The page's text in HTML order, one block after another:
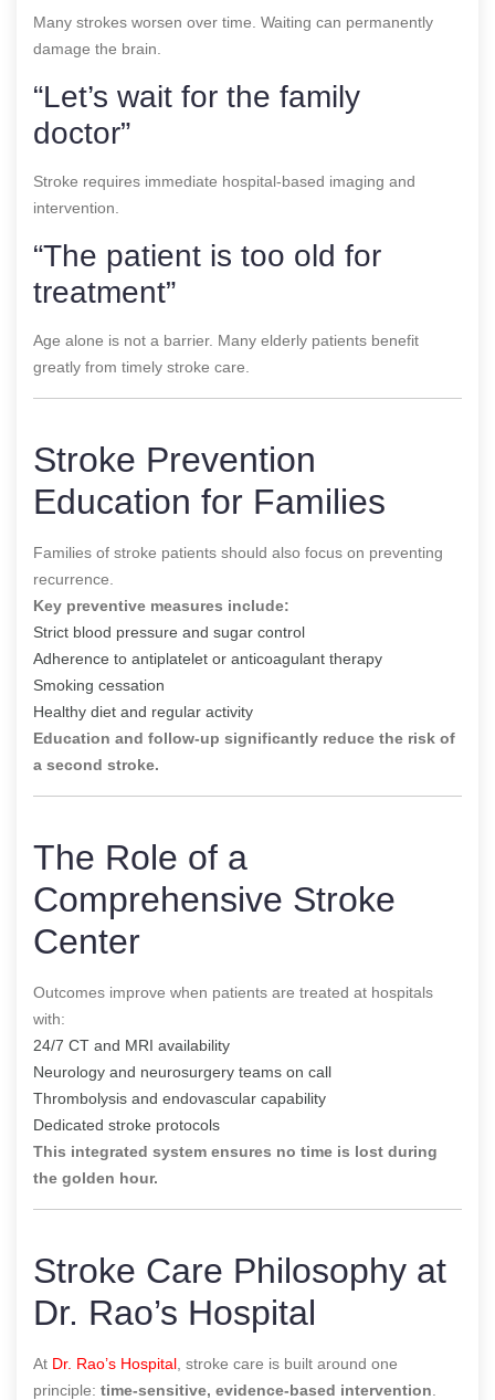
Many strokes worsen over time. Waiting can permanently
damage the brain.
“Let’s wait for the family
doctor”
Stroke requires immediate hospital-based imaging and
intervention.
“The patient is too old for
treatment”
Age alone is not a barrier. Many elderly patients benefit
greatly from timely stroke care.
Stroke Prevention
Education for Families
Families of stroke patients should also focus on preventing
recurrence.
Key preventive measures include:
Strict blood pressure and sugar control
Adherence to antiplatelet or anticoagulant therapy
Smoking cessation
Healthy diet and regular activity
Education and follow-up significantly reduce the risk of
a second stroke.
The Role of a
Comprehensive Stroke
Center
Outcomes improve when patients are treated at hospitals
with:
24/7 CT and MRI availability
Neurology and neurosurgery teams on call
Thrombolysis and endovascular capability
Dedicated stroke protocols
This integrated system ensures no time is lost during
the golden hour.
Stroke Care Philosophy at
Dr. Rao’s Hospital
At Dr. Rao’s Hospital , stroke care is built around one
principle: time-sensitive, evidence-based intervention